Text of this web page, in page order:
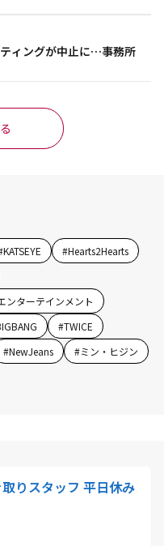
ィングが中止に…事務所
KATSEYE #Hearts2Hearts
ンターテインメント
#TWICE
#NewJeans #ミン・ヒジン
りスタッフ 平日休み